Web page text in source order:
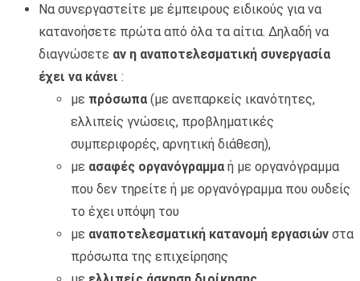
Να συνεργαστείτε με έμπειρους ειδικούς για να
κατανοήσετε πρώτα από όλα τα αίτια. Δηλαδή να
διαγνώσετε αν η αναποτελεσματική συνεργασία
έχει να κάνει :
με πρόσωπα (με ανεπαρκείς ικανότητες,
ελλιπείς γνώσεις, προβληματικές
συμπεριφορές, αρνητική διάθεση),
με ασαφές οργανόγραμμα ή με οργανόγραμμα
που δεν τηρείτε ή με οργανόγραμμα που ουδείς
το έχει υπόψη του
με αναποτελεσματική κατανομή εργασιών στα
πρόσωπα της επιχείρησης